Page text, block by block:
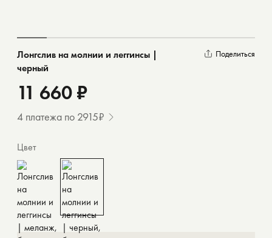
Поделиться
Лонгслив на молнии и леггинсы |
черный
11 660 ₽
4 платежа по 2915₽
Цвет